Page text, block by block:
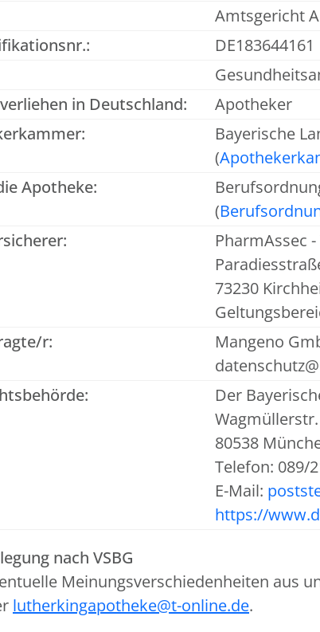
Amtsgericht
DE183644161
in Deutschland:
Apotheker
Bayerische
(
Apotheke:
(
PharmAssec
73230
r:
Mangeno
Der
80538
Telefon: 089/
E-Mail:
https://
nach VSBG
Meinungsverschiedenheiten aus
lutherkingapotheke@t-online.de.